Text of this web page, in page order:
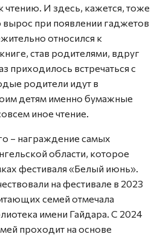
чтению. И здесь, кажется, тоже
вырос при появлении гаджетов
относился к
став родителями, вдруг
приходилось встречаться с
родители идут в
детям именно бумажные
иное чтение.
– награждение самых
области, которое
фестиваля «Белый июнь».
на фестивале в 2023
семей отмечала
имени Гайдара. С 2024
проходит на основе